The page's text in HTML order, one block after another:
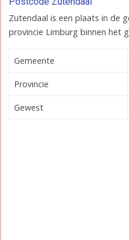
Zutendaal is een plaats in de
provincie Limburg binnen het
Gemeente
Provincie
Gewest